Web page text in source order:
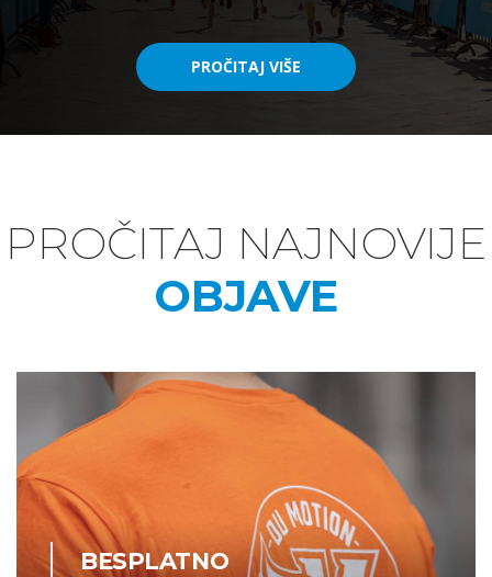
PROČITAJ VIŠE
PROČITAJ VIŠE
NAŠE NOVOSTI
PROČITAJ NAJNOVIJE
OBJAVE
BESPLATNO